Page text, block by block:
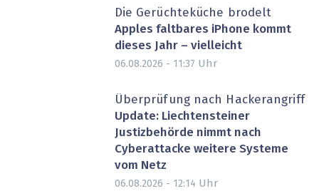
Die Gerüchteküche brodelt
Apples faltbares iPhone kommt
dieses Jahr – vielleicht
06.08.2026 - 11:37 Uhr
Überprüfung nach Hackerangriff
Update: Liechtensteiner
Justizbehörde nimmt nach
Cyberattacke weitere Systeme
vom Netz
06.08.2026 - 12:14 Uhr